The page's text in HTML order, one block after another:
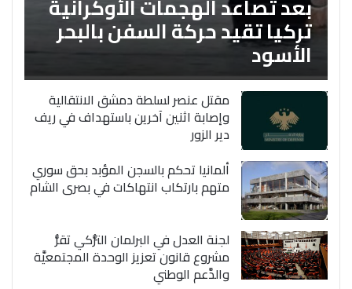
تركيا تقيد حركة السفن بالبحر
الأسود
مقتل عنصر لسلطة دمشق الانتقالية
وإصابة اثنين آخرين باستهداف في ريف
دير الزور
ألمانيا تحكم بالسجن المؤبد بحق سوري
متهم بارتكاب انتهاكات في بصرى الشام
لجنة العدل في البرلمان التُّركي تقرُّ
مشروع قانون تعزيز الوحدة المجتمعيَّة
والدَّعم الوطني